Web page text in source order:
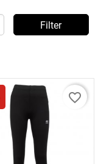
Filter
favorite_border